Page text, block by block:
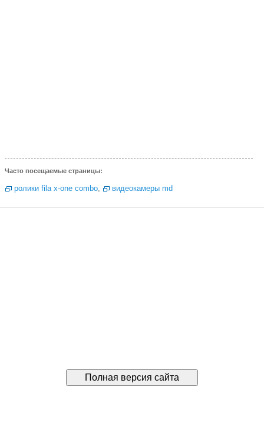
Часто посещаемые страницы:
ролики fila x-one combo, видеокамеры md